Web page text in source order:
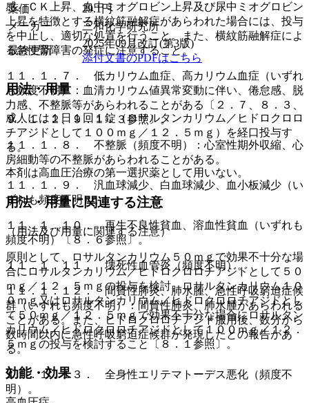
感、ＣＫ上昇、血中ミオグロビン上昇及び尿中ミオグロビン
上昇を特徴とする横紋筋融解症があらわれた場合には、投与
を中止し、適切な処置を行うこと。また、横紋筋融解症によ
る急性腎障害の発症に注意すること。
１１．１．７． 低カリウム血症、高カリウム血症（いずれ
も頻度不明）：血清カリウム値異常変動に伴い、倦怠感、脱
力感、不整脈等があらわれることがある〔２．７、８．３、
９．１．２、９．１．３参照〕。
１１．１．８． 不整脈（頻度不明）：心室性期外収縮、心
房細動等の不整脈があらわれることがある。
１１．１．９． 汎血球減少、白血球減少、血小板減少（い
ずれも頻度不明）。
１１．１．１０． 再生不良性貧血、溶血性貧血（いずれも
頻度不明）〔８．６参照〕。
１１．１．１１． 壊死性血管炎（頻度不明）。
１１．１．１２． 間質性肺炎、肺水腫、急性呼吸窮迫症候
群（いずれも頻度不明）：間質性肺炎、肺水腫があらわれる
ことがある。また、ヒドロクロロチアジド服用後、数分から
数時間以内に急性呼吸窮迫症候群が発現したとの報告があ
る。
１１．１．１３． 全身性エリテマトーデス悪化（頻度不
明）。
薬価
29.1円
メーカー
三和化学研究所
最終更新
2025年09月改訂(第3版)
添付文書のPDFはこちら
用法・用量
成人には１日１回１錠（ロサルタンカリウム／ヒドロクロロ
チアジドとして１００ｍｇ／１２．５ｍｇ）を経口投与す
る。
本剤は高血圧治療の第一選択薬として用いない。
用法・用量に関連する注意
（用法及び用量に関連する注意）
原則として、ロサルタンカリウム５０ｍｇで効果不十分な場
合にロサルタンカリウム／ヒドロクロロチアジドとして５０
ｍｇ／１２．５ｍｇの投与を検討、ロサルタンカリウム１０
０ｍｇ又はロサルタンカリウム／ヒドロクロロチアジドとし
て５０ｍｇ／１２．５ｍｇで効果不十分な場合にロサルタン
カリウム／ヒドロクロロチアジドとして１００ｍｇ／１２．
５ｍｇの投与を検討すること〔８．１参照〕。
効能・効果